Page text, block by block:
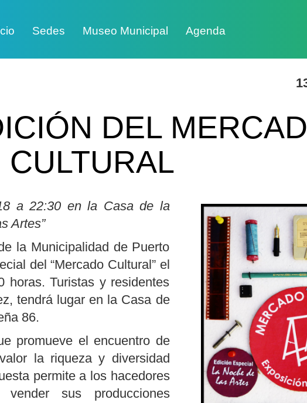
Sedes Museo Municipal Agenda
DEL
CULTURAL
a 22:30 en la Casa de la
Artes”
la Municipalidad de Puerto
del “Mercado Cultural” el
horas. Turistas y residentes
tendrá lugar en la Casa de
86.
promueve el encuentro de
la riqueza y diversidad
permite a los hacedores
sus producciones